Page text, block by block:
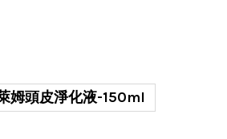
姆頭皮淨化液-150ml